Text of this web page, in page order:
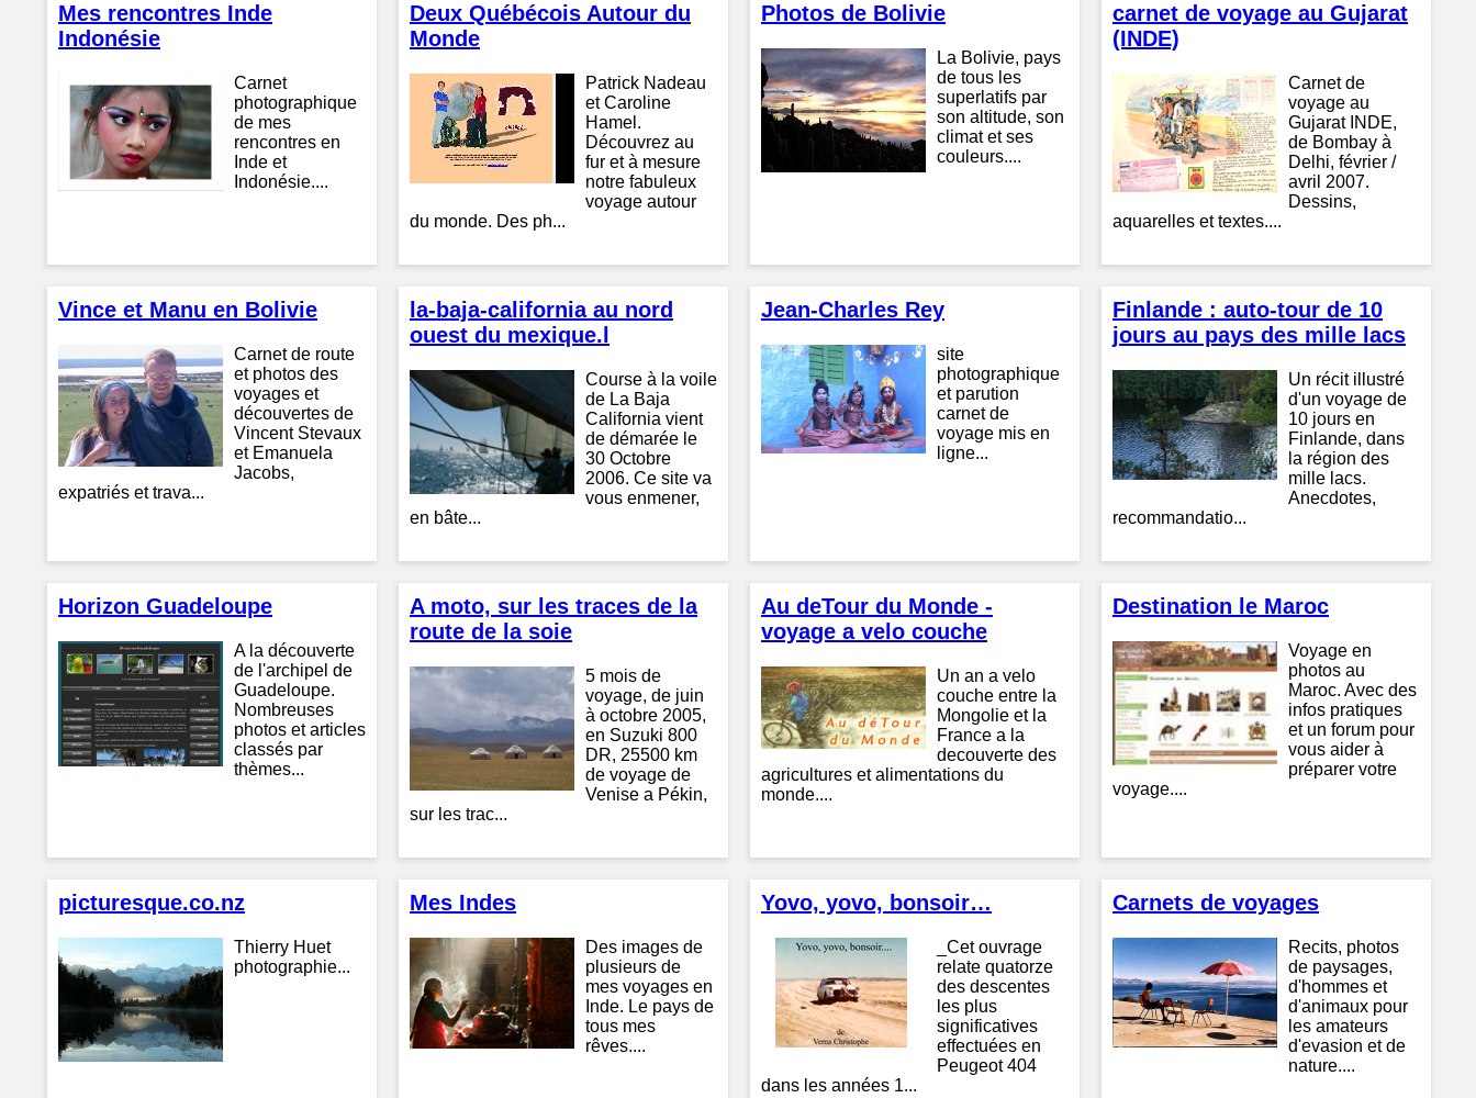
Mes rencontres Inde
Indonésie
Carnet
photographique
de mes
rencontres en
Inde et
Indonésie....
Deux Québécois Autour du
Monde
Patrick Nadeau
et Caroline
Hamel.
Découvrez au
fur et à mesure
notre fabuleux
voyage autour
du monde. Des ph...
Photos de Bolivie
La Bolivie, pays
de tous les
superlatifs par
son altitude, son
climat et ses
couleurs....
carnet de voyage au Gujarat
(INDE)
Carnet de
voyage au
Gujarat INDE,
de Bombay à
Delhi, février /
avril 2007.
Dessins,
aquarelles et textes....
Vince et Manu en Bolivie
Carnet de route
et photos des
voyages et
découvertes de
Vincent Stevaux
et Emanuela
Jacobs,
expatriés et trava...
la-baja-california au nord
ouest du mexique.l
Course à la voile
de La Baja
California vient
de démarée le
30 Octobre
2006. Ce site va
vous enmener,
en bâte...
Jean-Charles Rey
site
photographique
et parution
carnet de
voyage mis en
ligne...
Finlande : auto-tour de 10
jours au pays des mille lacs
Un récit illustré
d'un voyage de
10 jours en
Finlande, dans
la région des
mille lacs.
Anecdotes,
recommandatio...
Horizon Guadeloupe
A la découverte
de l'archipel de
Guadeloupe.
Nombreuses
photos et articles
classés par
thèmes...
A moto, sur les traces de la
route de la soie
5 mois de
voyage, de juin
à octobre 2005,
en Suzuki 800
DR, 25500 km
de voyage de
Venise a Pékin,
sur les trac...
Au deTour du Monde -
voyage a velo couche
Un an a velo
couche entre la
Mongolie et la
France a la
decouverte des
agricultures et alimentations du
monde....
Destination le Maroc
Voyage en
photos au
Maroc. Avec des
infos pratiques
et un forum pour
vous aider à
préparer votre
voyage....
picturesque.co.nz
Thierry Huet
photographie...
Mes Indes
Des images de
plusieurs de
mes voyages en
Inde. Le pays de
tous mes
rêves....
Yovo, yovo, bonsoir…
_Cet ouvrage
relate quatorze
des descentes
les plus
significatives
effectuées en
Peugeot 404
dans les années 1...
Carnets de voyages
Recits, photos
de paysages,
d'hommes et
d'animaux pour
les amateurs
d'evasion et de
nature....